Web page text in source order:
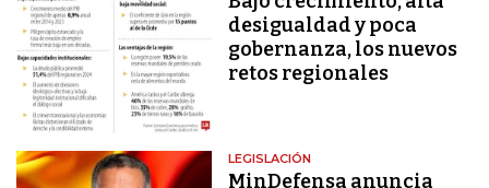
desigualdad y poca
gobernanza, los nuevos
retos regionales
LEGISLACIÓN
MinDefensa anuncia